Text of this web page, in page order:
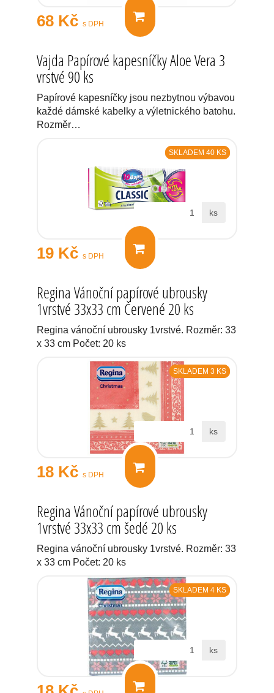
68 Kč s DPH
Vajda Papírové kapesníčky Aloe Vera 3
vrstvé 90 ks
Papírové kapesníčky jsou nezbytnou výbavou
každé dámské kabelky a výletnického batohu.
Rozměr…
SKLADEM 40 KS
19 Kč s DPH
ks
Regina Vánoční papírové ubrousky
1vrstvé 33x33 cm Červené 20 ks
Regina vánoční ubrousky 1vrstvé. Rozměr: 33
x 33 cm Počet: 20 ks
SKLADEM 3 KS
18 Kč s DPH
ks
Regina Vánoční papírové ubrousky
1vrstvé 33x33 cm šedé 20 ks
Regina vánoční ubrousky 1vrstvé. Rozměr: 33
x 33 cm Počet: 20 ks
SKLADEM 4 KS
ks